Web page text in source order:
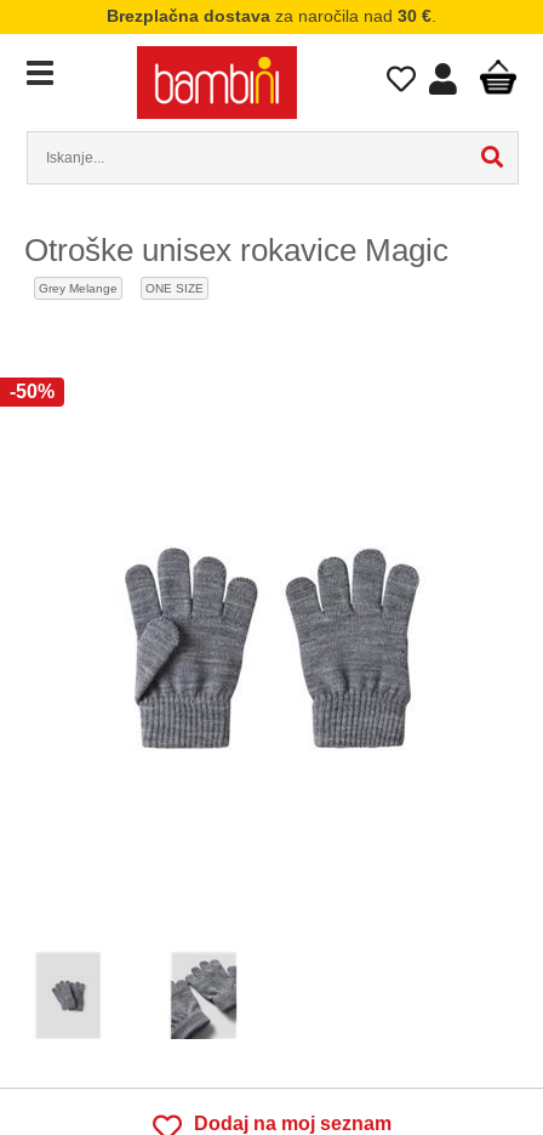
Brezplačna dostava za naročila nad 30 €
Otroške unisex rokavice Magic
Grey Melange ONE SIZE
-50%
Dodaj na moj seznam